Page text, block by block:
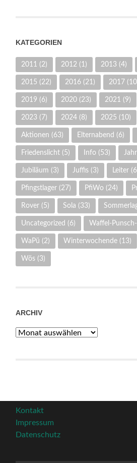
KATEGORIEN
2011 (2) 2012 (1) 2013 (4)
2015 (22) 2016 (21) 2017
2019 (6) 2020 (23) 2021 (9)
2023 (7) 2024 (8) 2025 (10)
Aktionen (63) Elternabend (6)
Friedenslicht (5) Info (53)
Jubiläum (3) Juffis (3) Leiter
Pfingstlager (27) PfiWo (24)
Rover (5) Sola (33)
Uncategorized (6) Waffel-
WaPü (2) Winterwochende (13)
Wös (3)
ARCHIV
Archiv
Kontakt
Impressum
Datenschutz